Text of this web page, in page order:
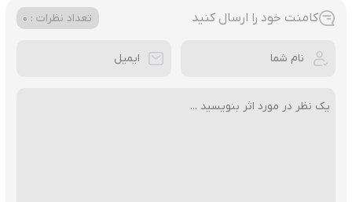
کامنت خود را ارسال کنید تعداد نظرات : 0